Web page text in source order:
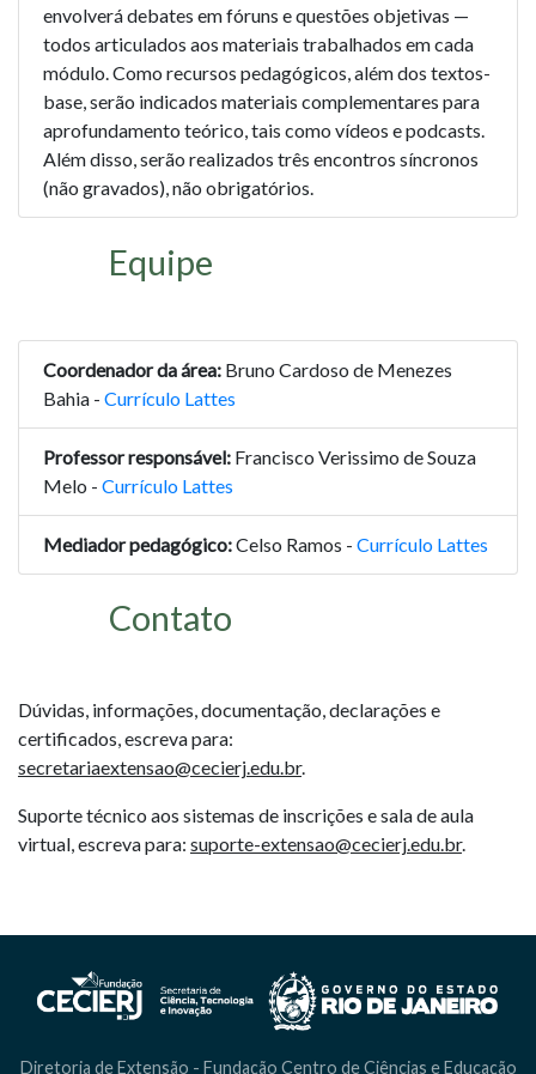
envolverá debates em fóruns e questões objetivas —
todos articulados aos materiais trabalhados em cada
módulo. Como recursos pedagógicos, além dos textos-
base, serão indicados materiais complementares para
aprofundamento teórico, tais como vídeos e podcasts.
Além disso, serão realizados três encontros síncronos
(não gravados), não obrigatórios.
Equipe
Coordenador da área: Bruno Cardoso de Menezes
Bahia - Currículo Lattes
Professor responsável: Francisco Verissimo de Souza
Melo - Currículo Lattes
Mediador pedagógico:Celso Ramos - Currículo Lattes
Contato
Dúvidas, informações, documentação, declarações e
certificados, escreva para:
secretariaextensao@cecierj.edu.br.
Suporte técnico aos sistemas de inscrições e sala de aula
virtual, escreva para: suporte-extensao@cecierj.edu.br.
Diretoria de Extensão - Fundação Centro de Ciências e Educação